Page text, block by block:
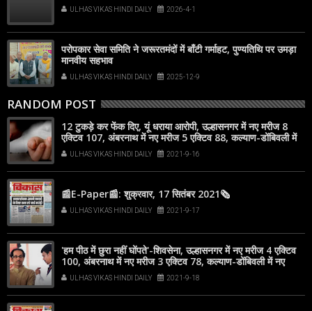
ULHAS VIKAS HINDI DAILY 2026-4-1
परोपकार सेवा समिति ने जरूरतमंदों में बाँटी गर्माहट, पुण्यतिथि पर उमड़ा
मानवीय सहभाव
ULHAS VIKAS HINDI DAILY 2025-12-9
RANDOM POST
12 टुकड़े कर फेंक दिए, यूं धराया आरोपी, उल्हासनगर में नए मरीज 8
एक्टिव 107, अंबरनाथ में नए मरीज 5 एक्टिव 88, कल्याण-डोंबिवली में
नए मरीज 61
ULHAS VIKAS HINDI DAILY 2021-9-16
📰E-Paper📰: शुक्रवार, 17 सितंबर 2021🗞
ULHAS VIKAS HINDI DAILY 2021-9-17
'हम पीठ में छुरा नहीं घोंपते'-शिवसेना, उल्हासनगर में नए मरीज 4 एक्टिव
100, अंबरनाथ में नए मरीज 3 एक्टिव 78, कल्याण-डोंबिवली में नए
मरीज 42
ULHAS VIKAS HINDI DAILY 2021-9-18